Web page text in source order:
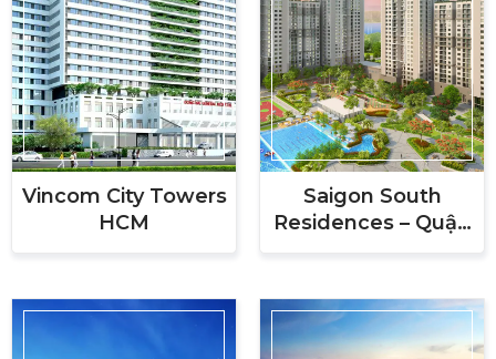
Vincom City Towers
HCM
Saigon South
Residences – Quận